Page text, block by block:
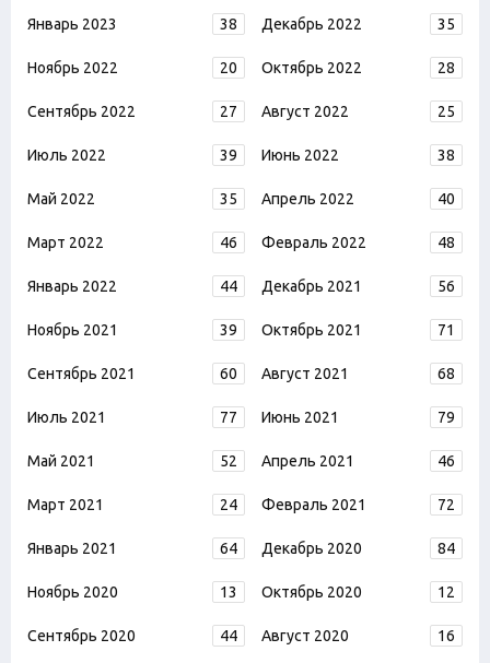
Январь 2023 38 Декабрь 2022 35
Ноябрь 2022 20 Октябрь 2022 28
Сентябрь 2022 27 Август 2022 25
Июль 2022 39 Июнь 2022 38
Май 2022 35 Апрель 2022 40
Март 2022 46 Февраль 2022 48
Январь 2022 44 Декабрь 2021 56
Ноябрь 2021 39 Октябрь 2021 71
Сентябрь 2021 60 Август 2021 68
Июль 2021 77 Июнь 2021 79
Май 2021 52 Апрель 2021 46
Март 2021 24 Февраль 2021 72
Январь 2021 64 Декабрь 2020 84
Ноябрь 2020 13 Октябрь 2020 12
Сентябрь 2020 44 Август 2020 16